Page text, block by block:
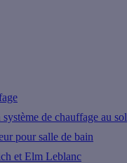
système de chauffage au sol
pour salle de bain
et Elm Leblanc